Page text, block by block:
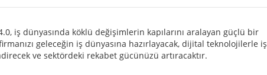
iş dünyasında köklü değişimlerin kapılarını aralayan güçlü bir
geleceğin iş dünyasına hazırlayacak, dijital teknolojilerle iş
ve sektördeki rekabet gücünüzü artıracaktır.